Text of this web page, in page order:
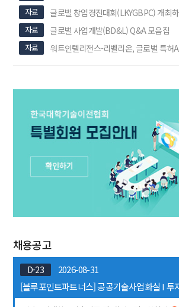
자료
글로벌 창업경진대회(LKYGBPC) 개최
자료
글로벌 사업개발(BD&L) Q&A 모음집
자료
워트인텔리전스-리벨리온, 글로벌 특허
채용공고
D-23
2026-08-31
[블루포인트파트너스] 공공기술사업화실 I 투